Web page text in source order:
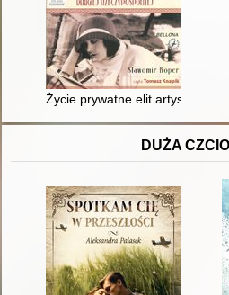
Życie prywatne elit
DUŻA